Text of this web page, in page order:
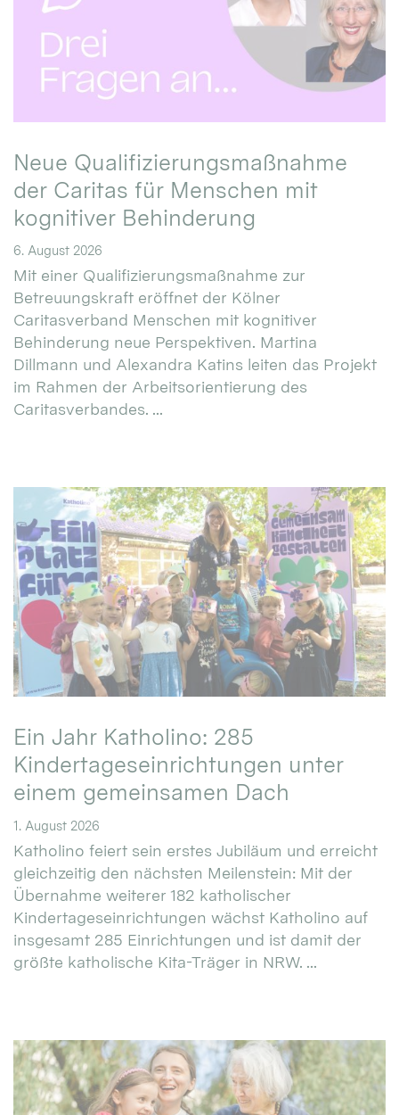
Neue Qualifizierungsmaßnahme
der Caritas für Menschen mit
kognitiver Behinderung
6. August 2026
Mit einer Qualifizierungsmaßnahme zur
Betreuungskraft eröffnet der Kölner
Caritasverband Menschen mit kognitiver
Behinderung neue Perspektiven. Martina
Dillmann und Alexandra Katins leiten das Projekt
im Rahmen der Arbeitsorientierung des
Caritasverbandes. ...
Ein Jahr Katholino: 285
Kindertageseinrichtungen unter
einem gemeinsamen Dach
1. August 2026
Katholino feiert sein erstes Jubiläum und erreicht
gleichzeitig den nächsten Meilenstein: Mit der
Übernahme weiterer 182 katholischer
Kindertageseinrichtungen wächst Katholino auf
insgesamt 285 Einrichtungen und ist damit der
größte katholische Kita-Träger in NRW. ...